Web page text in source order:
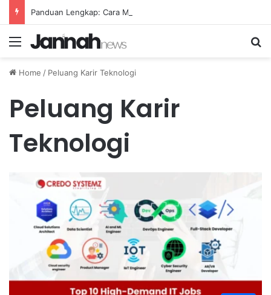
Menu
Home / Peluang Karir Teknologi
Peluang Karir
Teknologi